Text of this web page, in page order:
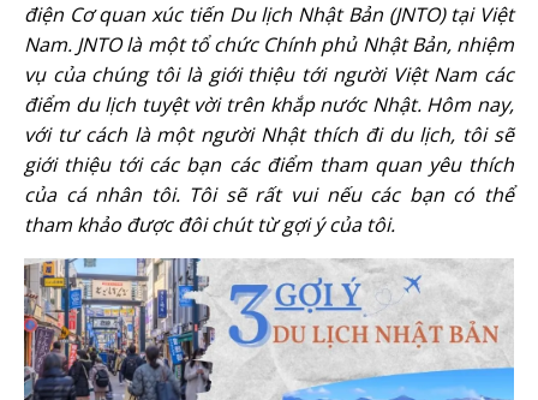
điện Cơ quan xúc tiến Du lịch Nhật Bản (JNTO) tại Việt
Nam. JNTO là một tổ chức Chính phủ Nhật Bản, nhiệm
vụ của chúng tôi là giới thiệu tới người Việt Nam các
điểm du lịch tuyệt vời trên khắp nước Nhật. Hôm nay,
với tư cách là một người Nhật thích đi du lịch, tôi sẽ
giới thiệu tới các bạn các điểm tham quan yêu thích
của cá nhân tôi. Tôi sẽ rất vui nếu các bạn có thể
tham khảo được đôi chút từ gợi ý của tôi.